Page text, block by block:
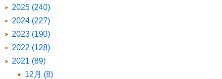
2025 (240)
2024 (227)
2023 (190)
2022 (128)
2021 (89)
12月 (8)